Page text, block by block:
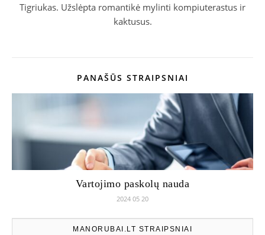
Tigriukas. Užslėpta romantikė mylinti kompiuterastus ir
kaktusus.
PANAŠŪS STRAIPSNIAI
Vartojimo paskolų nauda
2024 05 20
MANORUBAI.LT STRAIPSNIAI